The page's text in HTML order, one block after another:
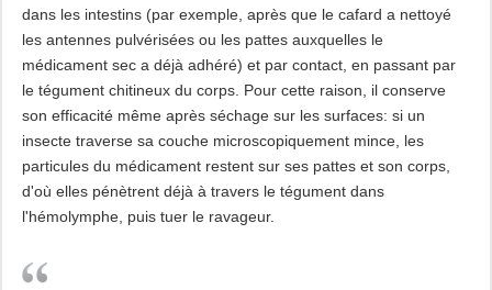
dans les intestins (par exemple, après que le cafard a nettoyé
les antennes pulvérisées ou les pattes auxquelles le
médicament sec a déjà adhéré) et par contact, en passant par
le tégument chitineux du corps. Pour cette raison, il conserve
son efficacité même après séchage sur les surfaces: si un
insecte traverse sa couche microscopiquement mince, les
particules du médicament restent sur ses pattes et son corps,
d'où elles pénètrent déjà à travers le tégument dans
l'hémolymphe, puis tuer le ravageur.